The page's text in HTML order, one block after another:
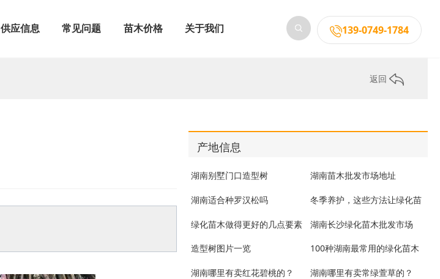
139-0749-1784
供应信息 常见问题 苗木价格 关于我们
返回
产地信息
湖南别墅门口造型树 湖南苗木批发市场地址
湖南适合种罗汉松吗
冬季养护，这些方法让绿化苗
绿化苗木做得更好的几点要素
湖南长沙绿化苗木批发市场
造型树图片一览 100种湖南最常用的绿化苗木
湖南哪里有卖红花碧桃的？ 湖南哪里有卖常绿萱草的？